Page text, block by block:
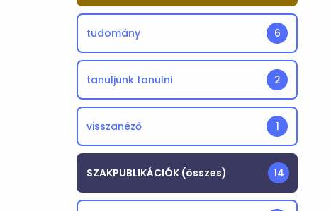
tudomány 6
tanuljunk tanulni 2
visszanéző 1
SZAKPUBLIKÁCIÓK (összes) 14